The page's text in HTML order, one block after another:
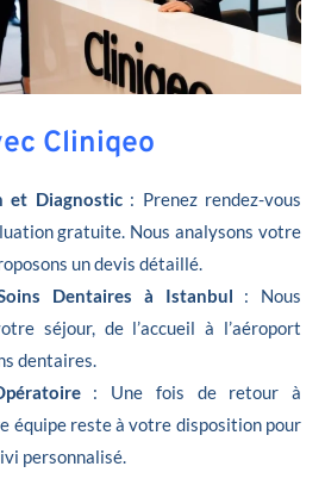
Cliniqeo
et Diagnostic: Prenez rendez-vous
gratuite. Nous analysons votre
un devis détaillé.
Dentaires à Istanbul : Nous
séjour, de l’accueil à l’aéroport
dentaires.
: Une fois de retour à
équipe reste à votre disposition pour
personnalisé.